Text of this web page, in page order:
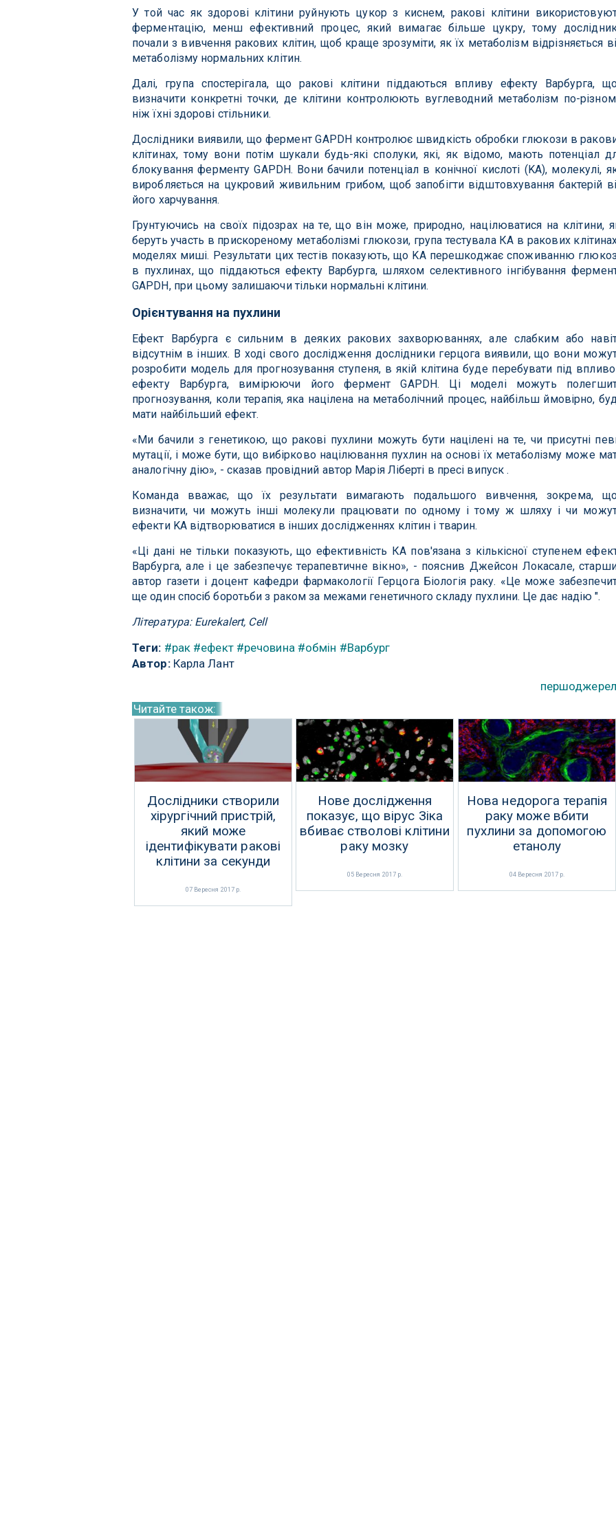
У той час як здорові клітини руйнують цукор з киснем, ракові клітини
ферментацію, менш ефективний процес, який вимагає більше цукру, тому
почали з вивчення ракових клітин, щоб краще зрозуміти, як їх метаболізм відрізняється
метаболізму нормальних клітин.
Далі, група спостерігала, що ракові клітини піддаються впливу ефекту Варбурга,
визначити конкретні точки, де клітини контролюють вуглеводний метаболізм по-
ніж їхні здорові стільники.
Дослідники виявили, що фермент GAPDH контролює швидкість обробки глюкози в
клітинах, тому вони потім шукали будь-які сполуки, які, як відомо, мають потенціал
блокування ферменту GAPDH. Вони бачили потенціал в конічної кислоті (KA), молекулі,
виробляється на цукровий живильним грибом, щоб запобігти відштовхування бактерій
його харчування.
Грунтуючись на своїх підозрах на те, що він може, природно, націлюватися на клітини,
беруть участь в прискореному метаболізмі глюкози, група тестувала КА в ракових
моделях миші. Результати цих тестів показують, що KA перешкоджає споживанню
в пухлинах, що піддаються ефекту Варбурга, шляхом селективного інгібування
GAPDH, при цьому залишаючи тільки нормальні клітини.
Орієнтування на пухлини
Ефект Варбурга є сильним в деяких ракових захворюваннях, але слабким або
відсутнім в інших. В ході свого дослідження дослідники герцога виявили, що вони
розробити модель для прогнозування ступеня, в якій клітина буде перебувати під
ефекту Варбурга, вимірюючи його фермент GAPDH. Ці моделі можуть
прогнозування, коли терапія, яка націлена на метаболічний процес, найбільш ймовірно,
мати найбільший ефект.
«Ми бачили з генетикою, що ракові пухлини можуть бути націлені на те, чи присутні
мутації, і може бути, що вибірково націлювання пухлин на основі їх метаболізму може
аналогічну дію», - сказав провідний автор Марія Ліберті в пресі випуск .
Команда вважає, що їх результати вимагають подальшого вивчення, зокрема,
визначити, чи можуть інші молекули працювати по одному і тому ж шляху і чи
ефекти KA відтворюватися в інших дослідженнях клітин і тварин.
«Ці дані не тільки показують, що ефективність КА пов'язана з кількісної ступенем
Варбурга, але і це забезпечує терапевтичне вікно», - пояснив Джейсон Локасале,
автор газети і доцент кафедри фармакології Герцога Біологія раку. «Це може
ще один спосіб боротьби з раком за межами генетичного складу пухлини. Це дає надію ".
Література: Eurekalert, Cell
Теги: #рак #ефект #речовина #обмін #Варбург
Автор:Карла Лант
Читайте також:
Дослідники створили
хірургічний пристрій,
який може
ідентифікувати ракові
клітини за секунди
07 Вересня 2017 р.
Нове дослідження
показує, що вірус Зіка
вбиває стволові клітини
раку мозку
05 Вересня 2017 р.
Нова недорога терапія
раку може вбити
пухлини за допомогою
етанолу
04 Вересня 2017 р.